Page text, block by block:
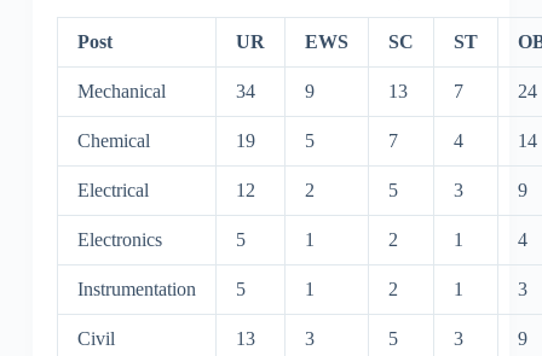
Post UR EWS SC ST
Mechanical 34 9 13 7 24
Chemical 19 5 7 4 14
Electrical 12 2 5 3 9
Electronics 5 1 2 1 4
Instrumentation 5 1 2 1 3
Civil 13 3 5 3 9